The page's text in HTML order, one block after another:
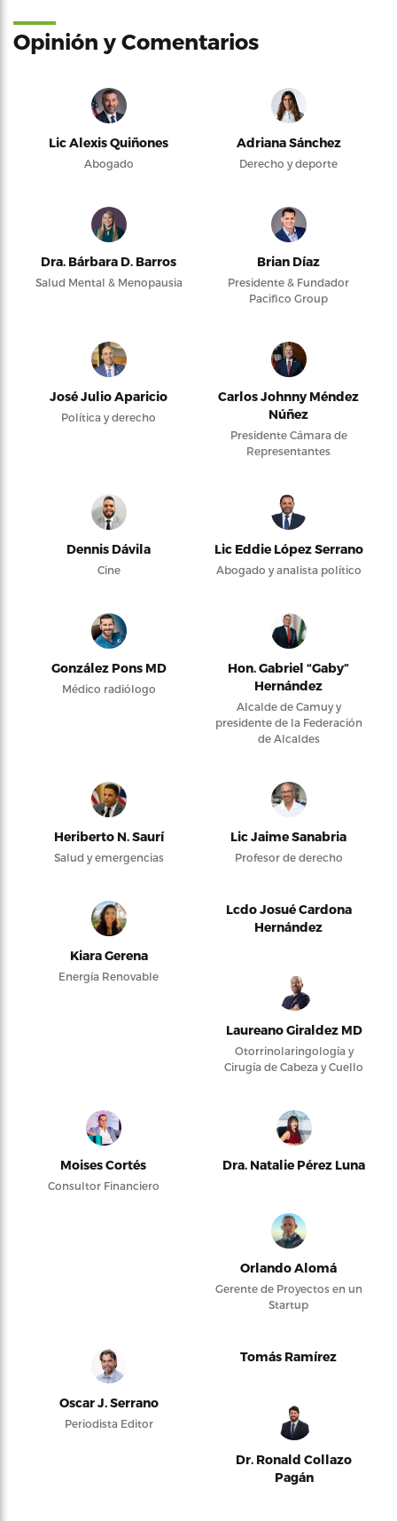
Opinión y Comentarios
Lic Alexis Quiñones
Abogado
Adriana Sánchez
Derecho y deporte
Dra. Bárbara D. Barros
Salud Mental & Menopausia
Brian Díaz
Presidente & Fundador
Pacifico Group
José Julio Aparicio
Política y derecho
Carlos Johnny Méndez
Núñez
Presidente Cámara de
Representantes
Dennis Dávila
Cine
Lic Eddie López Serrano
Abogado y analista político
González Pons MD
Médico radiólogo
Hon. Gabriel “Gaby”
Hernández
Alcalde de Camuy y
presidente de la Federación
de Alcaldes
Heriberto N. Saurí
Salud y emergencias
Lic Jaime Sanabria
Profesor de derecho
Kiara Gerena
Energía Renovable
Lcdo Josué Cardona
Hernández
Laureano Giraldez MD
Otorrinolaringología y
Cirugía de Cabeza y Cuello
Moises Cortés
Consultor Financiero
Dra. Natalie Pérez Luna
Orlando Alomá
Gerente de Proyectos en un
Startup
Oscar J. Serrano
Periodista Editor
Tomás Ramírez
Dr. Ronald Collazo
Pagán